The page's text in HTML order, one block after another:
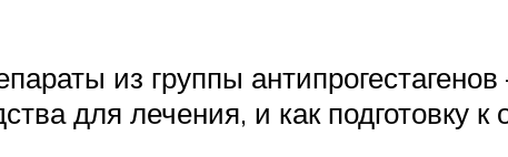
из группы
для лечения, и как подготовку